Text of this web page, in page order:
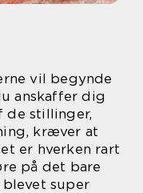
vil begynde
anskaffer dig
de stillinger,
kræver at
er hverken rart
på det bare
super